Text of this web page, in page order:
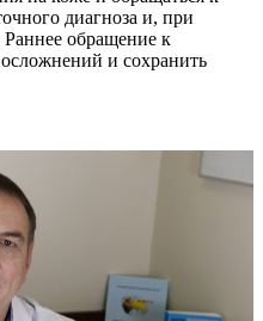
диагноза и, при
Раннее обращение к
и сохранить